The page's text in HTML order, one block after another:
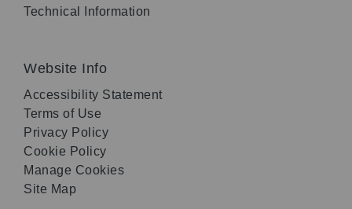
Technical Information
Website Info
Accessibility Statement
Terms of Use
Privacy Policy
Cookie Policy
Manage Cookies
Site Map